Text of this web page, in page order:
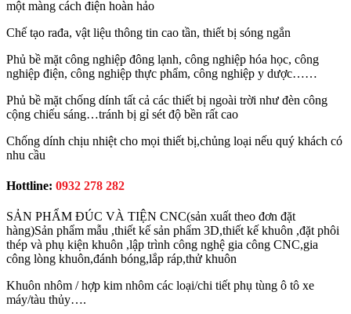
một màng cách điện hoàn hảo
Chế tạo rađa, vật liệu thông tin cao tần, thiết bị sóng ngắn
Phủ bề mặt công nghiệp đông lạnh, công nghiệp hóa học, công
nghiệp điện, công nghiệp thực phẩm, công nghiệp y dược……
Phủ bề mặt chống dính tất cả các thiết bị ngoài trời như đèn công
cộng chiếu sáng…tránh bị gỉ sét độ bền rất cao
Chống dính chịu nhiệt cho mọi thiết bị,chủng loại nếu quý khách có
nhu cầu
Hottline: 0932 278 282
SẢN PHẨM ĐÚC VÀ TIỆN CNC(sản xuất theo đơn đặt
hàng)Sản phẩm mẫu ,thiết kế sản phẩm 3D,thiết kế khuôn ,đặt phôi
thép và phụ kiện khuôn ,lập trình công nghệ gia công CNC,gia
công lòng khuôn,đánh bóng,lắp ráp,thử khuôn
Khuôn nhôm / hợp kim nhôm các loại/chi tiết phụ tùng ô tô xe
máy/tàu thủy….